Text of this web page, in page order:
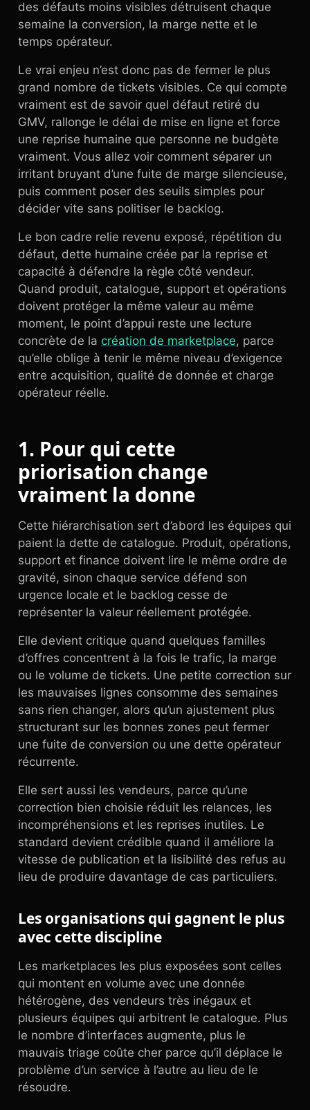
des défauts moins visibles détruisent chaque
semaine la conversion, la marge nette et le
temps opérateur.
Le vrai enjeu n’est donc pas de fermer le plus
grand nombre de tickets visibles. Ce qui compte
vraiment est de savoir quel défaut retiré du
GMV, rallonge le délai de mise en ligne et force
une reprise humaine que personne ne budgète
vraiment. Vous allez voir comment séparer un
irritant bruyant d’une fuite de marge silencieuse,
puis comment poser des seuils simples pour
décider vite sans politiser le backlog.
Le bon cadre relie revenu exposé, répétition du
défaut, dette humaine créée par la reprise et
capacité à défendre la règle côté vendeur.
Quand produit, catalogue, support et opérations
doivent protéger la même valeur au même
moment, le point d’appui reste une lecture
concrète de la création de marketplace, parce
qu’elle oblige à tenir le même niveau d’exigence
entre acquisition, qualité de donnée et charge
opérateur réelle.
1. Pour qui cette
priorisation change
vraiment la donne
Cette hiérarchisation sert d’abord les équipes qui
paient la dette de catalogue. Produit, opérations,
support et finance doivent lire le même ordre de
gravité, sinon chaque service défend son
urgence locale et le backlog cesse de
représenter la valeur réellement protégée.
Elle devient critique quand quelques familles
d’offres concentrent à la fois le trafic, la marge
ou le volume de tickets. Une petite correction sur
les mauvaises lignes consomme des semaines
sans rien changer, alors qu’un ajustement plus
structurant sur les bonnes zones peut fermer
une fuite de conversion ou une dette opérateur
récurrente.
Elle sert aussi les vendeurs, parce qu’une
correction bien choisie réduit les relances, les
incompréhensions et les reprises inutiles. Le
standard devient crédible quand il améliore la
vitesse de publication et la lisibilité des refus au
lieu de produire davantage de cas particuliers.
Les organisations qui gagnent le plus
avec cette discipline
Les marketplaces les plus exposées sont celles
qui montent en volume avec une donnée
hétérogène, des vendeurs très inégaux et
plusieurs équipes qui arbitrent le catalogue. Plus
le nombre d’interfaces augmente, plus le
mauvais triage coûte cher parce qu’il déplace le
problème d’un service à l’autre au lieu de le
résoudre.